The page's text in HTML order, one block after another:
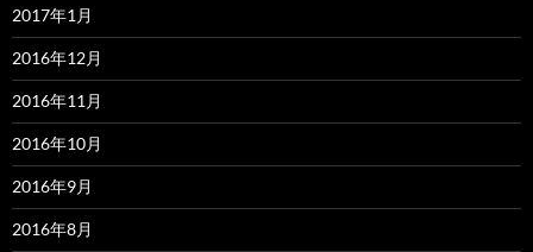
2017年1月
2016年12月
2016年11月
2016年10月
2016年9月
2016年8月